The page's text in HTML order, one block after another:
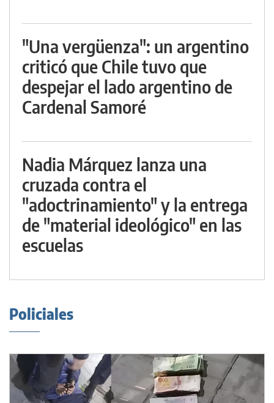
"Una vergüenza": un argentino
criticó que Chile tuvo que
despejar el lado argentino de
Cardenal Samoré
Nadia Márquez lanza una
cruzada contra el
"adoctrinamiento" y la entrega
de "material ideológico" en las
escuelas
Policiales